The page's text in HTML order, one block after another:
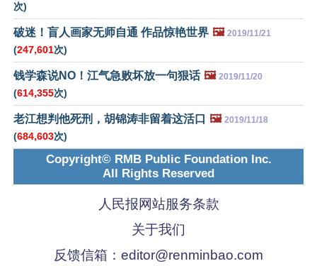
次)
破迷！盲人画家无师自通 作品惊艳世界 🖼️ 2019/11/21
(247,601次)
钱学森说NO！江气急败坏放一句狠话 🖼️ 2019/11/20
(614,355次)
老江想判他死刑，胡锦涛非留着这活口 🖼️ 2019/11/18
(684,603次)
Copyright© RMB Public Foundation Inc.
All Rights Reserved
人民报网站服务条款
关于我们
反馈信箱： editor@renminbao.com